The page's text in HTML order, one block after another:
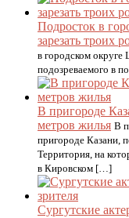
Подросток в
зарезать троих
в городском округе
подозреваемого в
В пригороде
метров жилья В
пригороде Казани,
Территория, на
в Кировском […]
Сургутские